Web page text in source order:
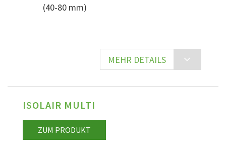
(40-80 mm)
MEHR DETAILS
ISOLAIR MULTI
ZUM PRODUKT